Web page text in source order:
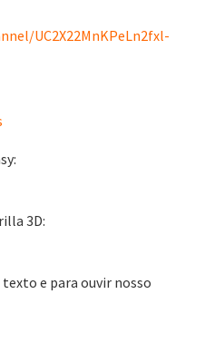
UC2X22MnKPeLn2fxl-
3D:
e para ouvir nosso